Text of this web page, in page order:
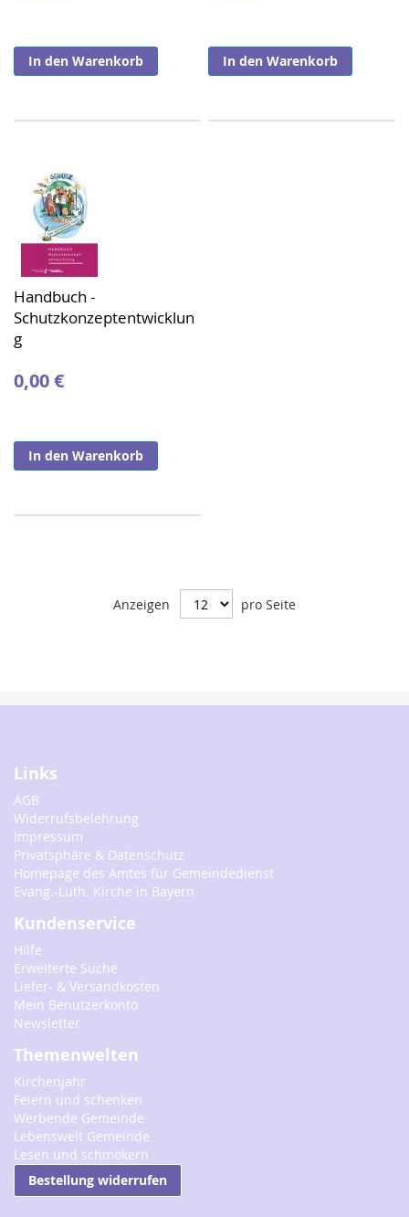
In den Warenkorb In den Warenkorb
Handbuch -
Schutzkonzeptentwicklun
g
0,00 €
In den Warenkorb
Anzeigen pro Seite
Links
AGB
Widerrufsbelehrung
Impressum
Privatsphäre & Datenschutz
Homepage des Amtes für Gemeindedienst
Evang.-Luth. Kirche in Bayern
Kundenservice
Hilfe
Erweiterte Suche
Liefer- & Versandkosten
Mein Benutzerkonto
Newsletter
Themenwelten
Kirchenjahr
Feiern und schenken
Werbende Gemeinde
Lebenswelt Gemeinde
Lesen und schmökern
Bestellung widerrufen